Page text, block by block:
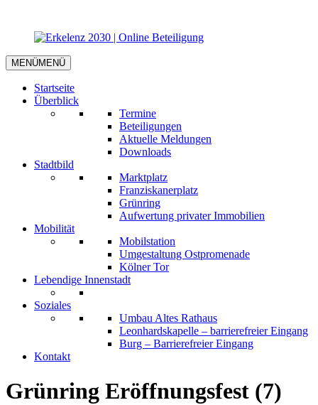
MENÜMENÜ
Startseite
Überblick
Termine
Beteiligungen
Aktuelle Meldungen
Downloads
Stadtbild
Marktplatz
Franziskanerplatz
Grünring
Aufwertung privater Immobilien
Mobilität
Mobilstation
Umgestaltung Ostpromenade
Kölner Tor
Lebendige Innenstadt
Soziales
Umbau Altes Rathaus
Leonhardskapelle – barrierefreier Eingang
Burg – Barrierefreier Eingang
Kontakt
Grünring Eröffnungsfest (7)